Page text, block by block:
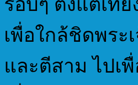
เพื่อใกล้ชิดพระ
และตีสาม ไปเ